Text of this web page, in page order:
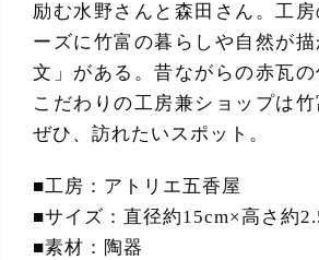
励む水野さんと森田さん。工房
ーズに竹富の暮らしや自然が
文」がある。昔ながらの赤瓦
こだわりの工房兼ショップは
ぜひ、訪れたいスポット。
■工房：アトリエ五香屋
■サイズ：直径約15cm×高さ約
■素材：陶器